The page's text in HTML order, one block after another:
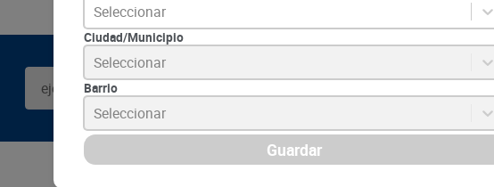
Seleccionar
Ciudad/Municipio
Seleccionar
Barrio
Seleccionar
Guardar